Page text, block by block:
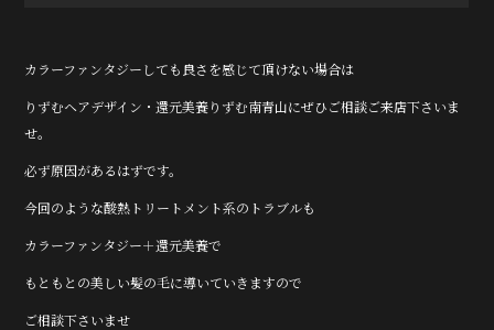
カラーファンタジーしても良さを感じて頂けない場合は
りずむヘアデザイン・還元美養りずむ南青山にぜひご相談ご来店下さいま
せ。
必ず原因があるはずです。
今回のような酸熱トリートメント系のトラブルも
カラーファンタジー＋還元美養で
もともとの美しい髪の毛に導いていきますので
ご相談下さいませ